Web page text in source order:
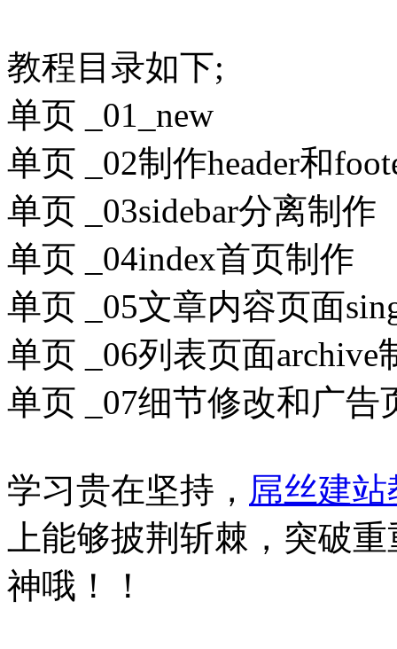
教程目录如下;
单页 _01_new
单页 _02制作header和
单页 _03sidebar分离制作
单页 _04index首页制作
单页 _05文章内容页面
单页 _06列表页面archive
单页 _07细节修改和广告
学习贵在坚持， 屌丝建
上能够披荆斩棘，突破
神哦！！